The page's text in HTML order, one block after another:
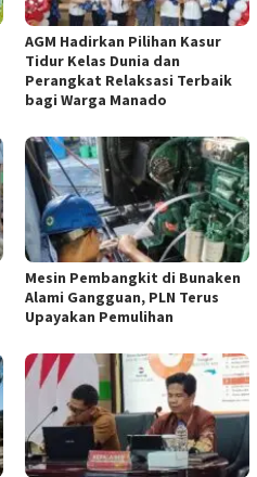
AGM Hadirkan Pilihan Kasur
Tidur Kelas Dunia dan
Perangkat Relaksasi Terbaik
bagi Warga Manado
Mesin Pembangkit di Bunaken
Alami Gangguan, PLN Terus
Upayakan Pemulihan